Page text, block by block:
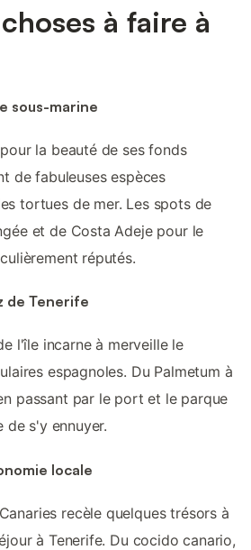
à faire à
sous-marine
la beauté de ses fonds
de fabuleuses espèces
tortues de mer. Les spots de
et de Costa Adeje pour le
réputés.
de Tenerife
l'île incarne à merveille le
espagnoles. Du Palmetum à
passant par le port et le parque
de s'y ennuyer.
locale
recèle quelques trésors à
à Tenerife. Du cocido canario,